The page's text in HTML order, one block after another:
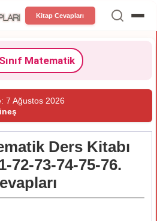
Kitap Cevapları
Matematik
7 Ağustos 2026
Ders Kitabı
72-73-74-75-76.